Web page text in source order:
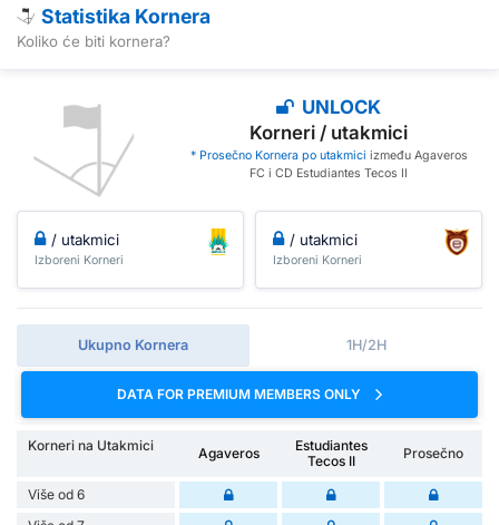
Statistika Kornera
Koliko će biti kornera?
UNLOCK
Korneri / utakmici
* Prosečno Kornera po utakmici između Agaveros
FC i CD Estudiantes Tecos II
/ utakmici
Izboreni Korneri
/ utakmici
Izboreni Korneri
Ukupno Kornera 1H/2H
DATA FOR PREMIUM MEMBERS ONLY
Korneri na Utakmici Agaveros
Estudiantes
Tecos II
Prosečno
Više od 6